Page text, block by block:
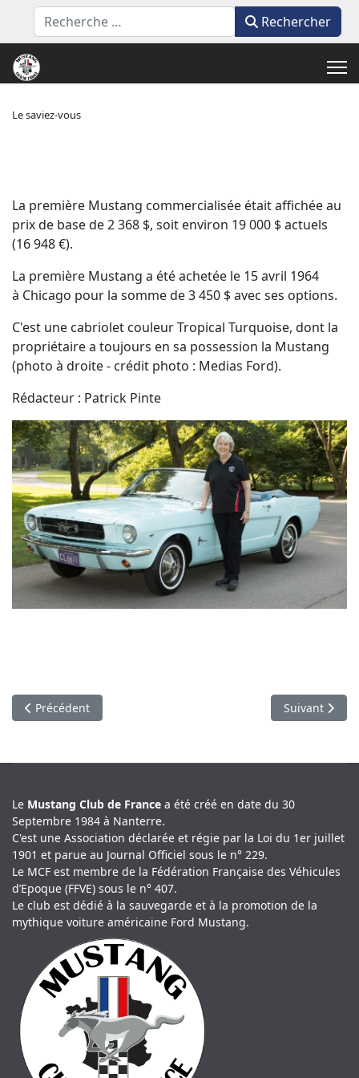
Rechercher Rechercher
Le saviez-vous
La première Mustang commercialisée était affichée au
prix de base de 2 368 $, soit environ 19 000 $ actuels
(16 948 €).
La première Mustang a été achetée le 15 avril 1964
à Chicago pour la somme de 3 450 $ avec ses options.
C'est une cabriolet couleur Tropical Turquoise, dont la
propriétaire a toujours en sa possession la Mustang
(photo à droite - crédit photo : Medias Ford).
Rédacteur : Patrick Pinte
Article précédent : Nuances de bleu
Précédent Article
Suivant
Le Mustang Club de France a été créé en date du 30
Septembre 1984 à Nanterre.
C'est une Association déclarée et régie par la Loi du 1er juillet
1901 et parue au Journal Officiel sous le n° 229.
Le MCF est membre de la Fédération Française des Véhicules
d’Epoque (FFVE) sous le n° 407.
Le club est dédié à la sauvegarde et à la promotion de la
mythique voiture américaine Ford Mustang.